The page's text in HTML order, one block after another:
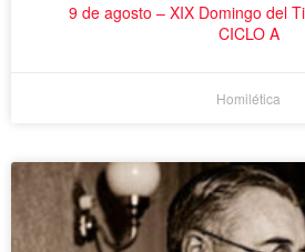
9 de agosto – XIX Domingo del
CICLO A
Homilética